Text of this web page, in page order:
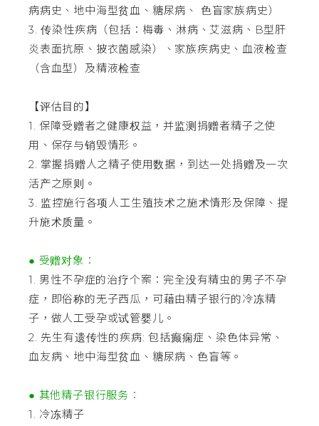
病病史、地中海型贫血、糖尿病、 色盲家族病史）
3. 传染性疾病（包括：梅毒、淋病、艾滋病、B型肝
炎表面抗原、披衣菌感染）、家族疾病史、血液检查
（含血型）及精液检查
【评估目的】
1. 保障受赠者之健康权益，并监测捐赠者精子之使
用、保存与销毁情形。
2. 掌握捐赠人之精子使用数据，到达一处捐赠及一次
活产之原则。
3. 监控施行各项人工生殖技术之施术情形及保障、提
升施术质量。
● 受赠对象：
1. 男性不孕症的治疗个案：完全没有精虫的男子不孕
症，即俗称的无子西瓜，可藉由精子银行的冷冻精
子，做人工受孕或试管婴儿。
2. 先生有遗传性的疾病: 包括癫痫症、染色体异常、
血友病、地中海型贫血、糖尿病、色盲等。
● 其他精子银行服务：
1. 冷冻精子